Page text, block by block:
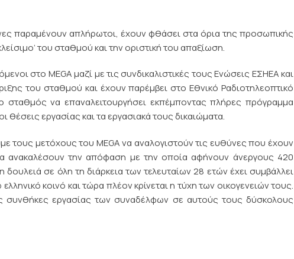
παραμένουν απλήρωτοι, έχουν φθάσει στα όρια της προσωπικής
του σταθμού και την οριστική του απαξίωση.
στο MEGA μαζί με τις συνδικαλιστικές τους Ενώσεις ΕΣΗΕΑ και
του σταθμού και έχουν παρέμβει στο Εθνικό Ραδιοτηλεοπτικό
σταθμός να επαναλειτουργήσει εκπέμποντας πλήρες πρόγραμμα
εργασίας και τα εργασιακά τους δικαιώματα.
μετόχους του MEGA να αναλογιστούν τις ευθύνες που έχουν
ανακαλέσουν την απόφαση με την οποία αφήνουν άνεργους 420
σε όλη τη διάρκεια των τελευταίων 28 ετών έχει συμβάλλει
κοινό και τώρα πλέον κρίνεται η τύχη των οικογενειών τους.
συνθήκες εργασίας των συναδέλφων σε αυτούς τους δύσκολους